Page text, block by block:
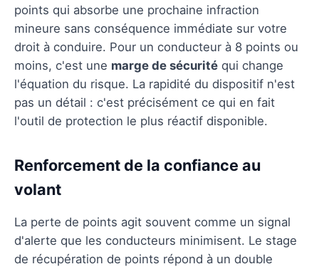
points qui absorbe une prochaine infraction
mineure sans conséquence immédiate sur votre
droit à conduire. Pour un conducteur à 8 points ou
moins, c'est une marge de sécurité qui change
l'équation du risque. La rapidité du dispositif n'est
pas un détail : c'est précisément ce qui en fait
l'outil de protection le plus réactif disponible.
Renforcement de la confiance au
volant
La perte de points agit souvent comme un signal
d'alerte que les conducteurs minimisent. Le stage
de récupération de points répond à un double